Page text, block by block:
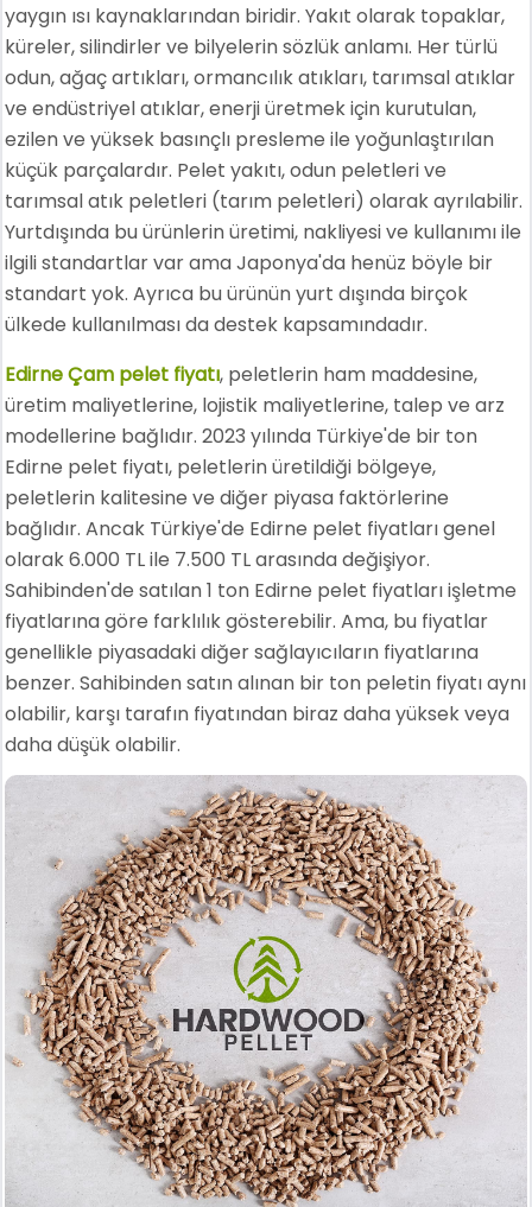
yaygın ısı kaynaklarından biridir. Yakıt olarak topaklar,
küreler, silindirler ve bilyelerin sözlük anlamı. Her türlü
odun, ağaç artıkları, ormancılık atıkları, tarımsal atıklar
ve endüstriyel atıklar, enerji üretmek için kurutulan,
ezilen ve yüksek basınçlı presleme ile yoğunlaştırılan
küçük parçalardır. Pelet yakıtı, odun peletleri ve
tarımsal atık peletleri (tarım peletleri) olarak ayrılabilir.
Yurtdışında bu ürünlerin üretimi, nakliyesi ve kullanımı ile
ilgili standartlar var ama Japonya'da henüz böyle bir
standart yok. Ayrıca bu ürünün yurt dışında birçok
ülkede kullanılması da destek kapsamındadır.
Edirne Çam pelet fiyatı, peletlerin ham maddesine,
üretim maliyetlerine, lojistik maliyetlerine, talep ve arz
modellerine bağlıdır. 2023 yılında Türkiye'de bir ton
Edirne pelet fiyatı, peletlerin üretildiği bölgeye,
peletlerin kalitesine ve diğer piyasa faktörlerine
bağlıdır. Ancak Türkiye'de Edirne pelet fiyatları genel
olarak 6.000 TL ile 7.500 TL arasında değişiyor.
Sahibinden'de satılan 1 ton Edirne pelet fiyatları işletme
fiyatlarına göre farklılık gösterebilir. Ama, bu fiyatlar
genellikle piyasadaki diğer sağlayıcıların fiyatlarına
benzer. Sahibinden satın alınan bir ton peletin fiyatı aynı
olabilir, karşı tarafın fiyatından biraz daha yüksek veya
daha düşük olabilir.